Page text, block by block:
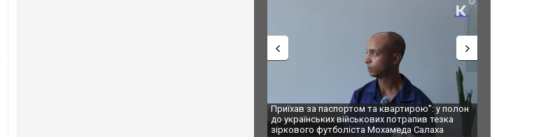
Приїхав за паспортом та квартирою": у полон
до українських військових потрапив тезка
зіркового футболіста Мохамеда Салаха
Одесу накрила потужна злива з градом та
ураганним вітром